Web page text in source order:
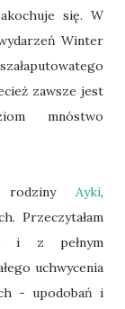
się. W
Winter
zawsze jest
mnóstwo
rodziny Ayki,
Przeczytałam
i z pełnym
uchwycenia
- upodobań i